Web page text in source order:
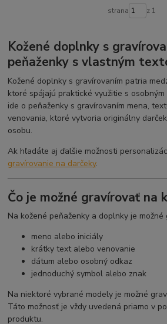
strana z 1
Kožené doplnky s
peňaženky s vlastným
Kožené doplnky s gravírovaním patria
ktoré spájajú praktické využitie s osobným
ide o peňaženky s gravírovaním mena,
venovania, ktoré vytvoria originálny
osobu.
Ak hľadáte aj ďalšie možnosti
gravírovanie na darčeky.
Čo je možné gravírovať na
Na kožené peňaženky a doplnky je
meno alebo iniciály
krátky text alebo venovanie
dátum alebo osobný odkaz
jednoduchý symbol alebo znak
Na niektoré vybrané modely je možné
Táto možnosť je vždy uvedená priamo v
produktu.